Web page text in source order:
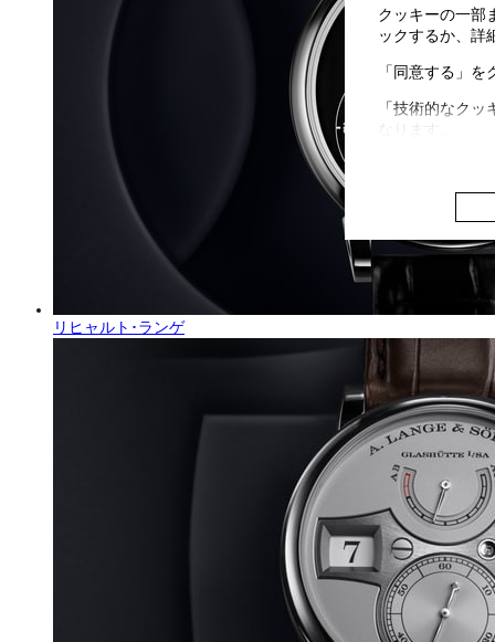
リヒャルト･ランゲ
クッキーの一部
ックするか、詳
「同意する」
「技術的なク